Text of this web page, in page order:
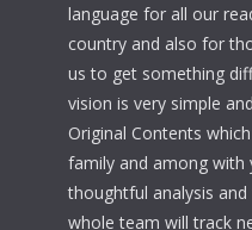
language for all our
country and also for
us to get something
vision is very simple
Original Contents
family and among with
thoughtful analysis
whole team will track